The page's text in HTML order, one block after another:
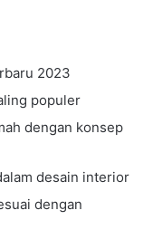
2023
populer
dengan konsep
desain interior
dengan